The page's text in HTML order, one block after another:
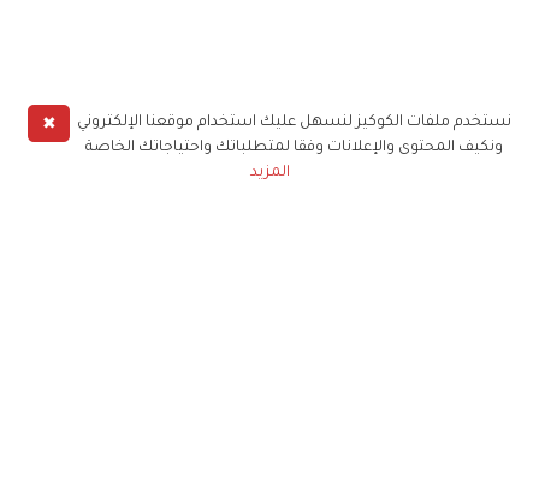
✖
نستخدم ملفات الكوكيز لنسهل عليك استخدام موقعنا الإلكتروني
ونكيف المحتوى والإعلانات وفقا لمتطلباتك واحتياجاتك الخاصة
المزيد